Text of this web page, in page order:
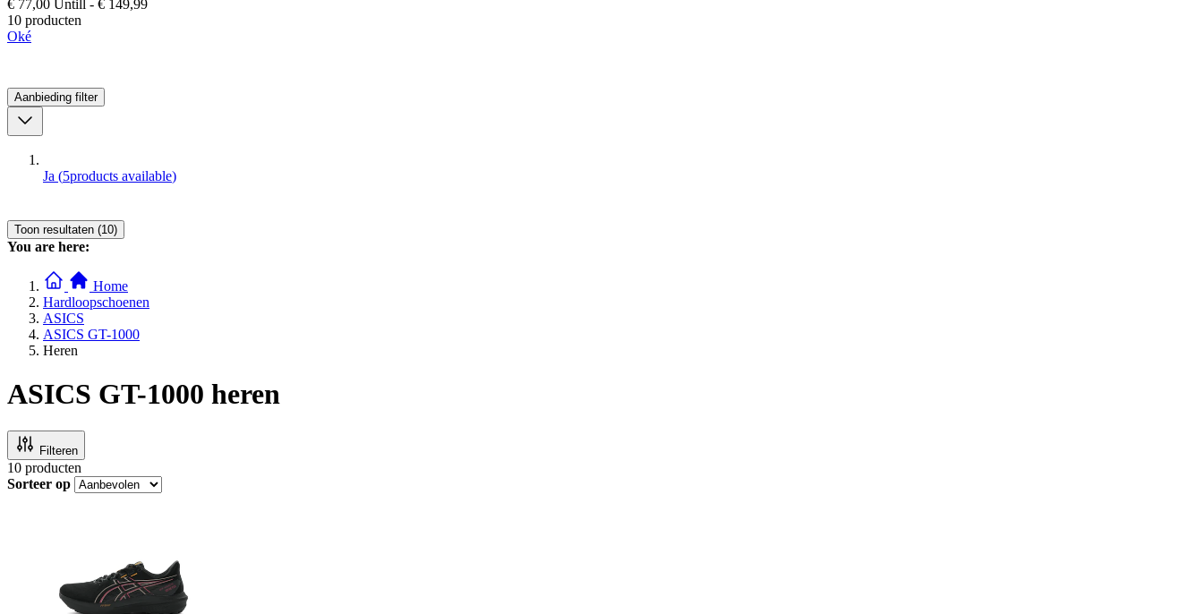
€ 77,00 Untill - € 149,99
10 producten
Oké
Aanbieding filter
Ja (5products available)
Toon resultaten (10)
You are here:
Home
Hardloopschoenen
ASICS
ASICS GT-1000
Heren
ASICS GT-1000 heren
Filteren
10 producten
Sorteer op